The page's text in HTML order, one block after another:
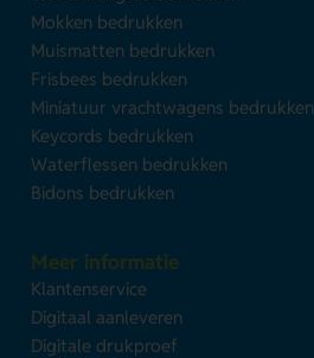
Mokken bedrukken
Muismatten bedrukken
Frisbees bedrukken
Miniatuur vrachtwagens bedrukken
Keycords bedrukken
Waterflessen bedrukken
Bidons bedrukken
Meer informatie
Klantenservice
Digitaal aanleveren
Digitale drukproef